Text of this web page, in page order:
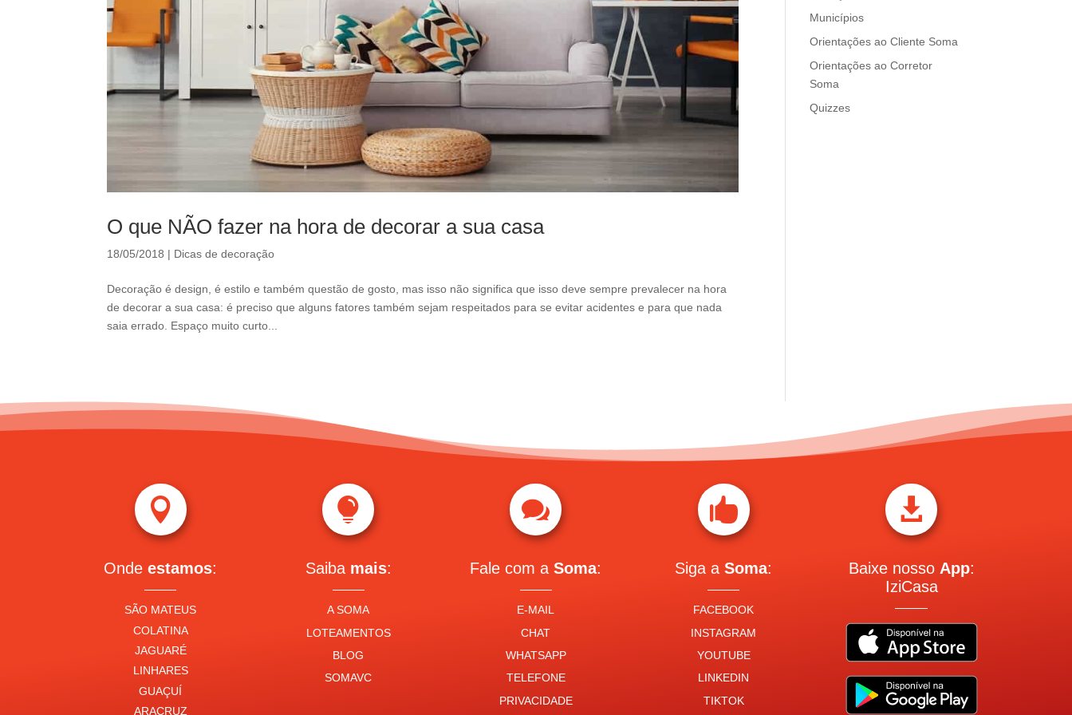
e
f
t
n
k
O que NÃO fazer na hora de decorar a sua casa
18/05/2018 | Dicas de decoração
Decoração é design, é estilo e também questão de gosto, mas isso não significa que isso deve sempre prevalecer na hora
de decorar a sua casa: é preciso que alguns fatores também sejam respeitados para se evitar acidentes e para que nada
saia errado. Espaço muito curto...
Municípios
Orientações ao Cliente Soma
Orientações ao Corretor
Soma
Quizzes

Ondeestamos:
SÃO MATEUS
COLATINA
JAGUARÉ
LINHARES
GUAÇUÍ
ARACRUZ

Saiba mais:
A SOMA
LOTEAMENTOS
BLOG
SOMAVC

Fale com aSoma:
E-MAIL
CHAT
WHATSAPP
TELEFONE
PRIVACIDADE

Siga aSoma:
FACEBOOK
INSTAGRAM
YOUTUBE
LINKEDIN
TIKTOK

Baixe nosso App:
IziCasa